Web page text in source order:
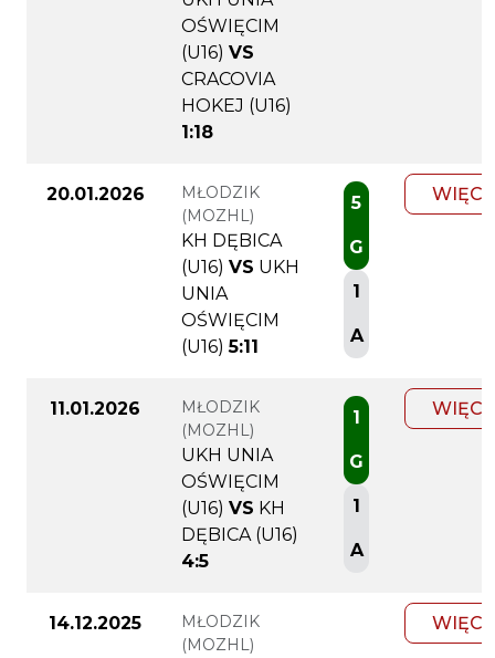
OŚWIĘCIM
(U16) VS
CRACOVIA
HOKEJ (U16)
1:18
20.01.2026
MŁODZIK
(MOZHL)
KH DĘBICA
(U16) VS UKH
UNIA
OŚWIĘCIM
(U16) 5:11
5
G
1
A
11.01.2026
MŁODZIK
(MOZHL)
UKH UNIA
OŚWIĘCIM
(U16) VS KH
DĘBICA (U16)
4:5
1
G
1
A
14.12.2025
MŁODZIK
(MOZHL)